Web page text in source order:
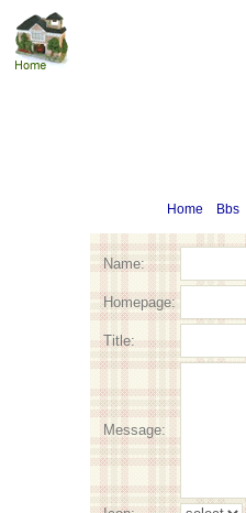
Home Bbs
Name:
Homepage:
Title:
Message: